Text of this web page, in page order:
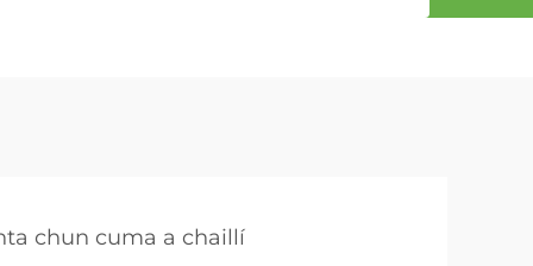
chun cuma a chaillí